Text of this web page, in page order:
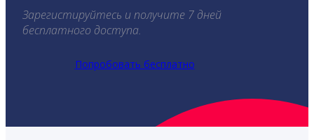
Зарегистируйтесь и получите 7 дней
бесплатного доступа.
Попробовать бесплатно